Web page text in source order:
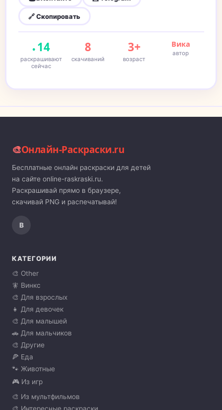
🔗 Скопировать
14
раскрашивают
сейчас
8
скачиваний
3+
возраст
Вика
автор
🎨Онлайн-Раскраски.ru
Бесплатные онлайн раскраски для детей
на сайте online-raskraski.ru.
Раскрашивай прямо в браузере,
скачивай PNG и распечатывай!
В
КАТЕГОРИИ
🎨 Other
🧚 Винкс
🎨 Для взрослых
👧 Для девочек
🎨 Для малышей
🚗 Для мальчиков
🎨 Другие
🍕 Еда
🐾 Животные
🎮 Из игр
🎨 Из мультфильмов